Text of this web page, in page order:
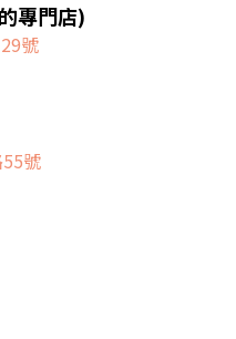
專門店)
號
號